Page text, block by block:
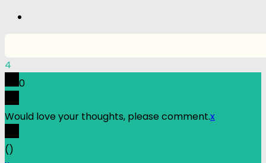
4
0
Would love your thoughts, please comment.x
()